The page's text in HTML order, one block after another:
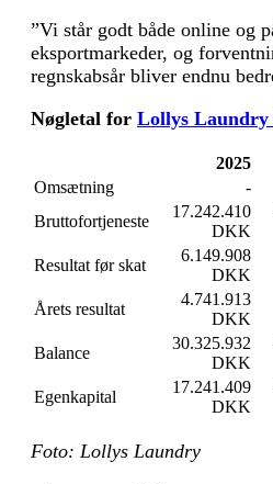
”Vi står godt både online og
eksportmarkeder, og
regnskabsår bliver endnu
Nøgletal for Lollys Laundry
2025
Omsætning
-
Bruttofortjeneste
17.242.410
DKK
Resultat før skat
6.149.908
DKK
Årets resultat
4.741.913
DKK
Balance
30.325.932
DKK
Egenkapital
17.241.409
DKK
Foto: Lollys Laundry